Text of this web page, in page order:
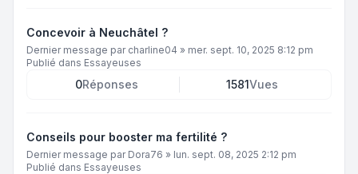
Concevoir à Neuchâtel ?
Dernier message par charline04 » mer. sept. 10, 2025 8:12 pm
Publié dans Essayeuses
0Réponses 1581Vues
Conseils pour booster ma fertilité ?
Dernier message par Dora76 » lun. sept. 08, 2025 2:12 pm
Publié dans Essayeuses